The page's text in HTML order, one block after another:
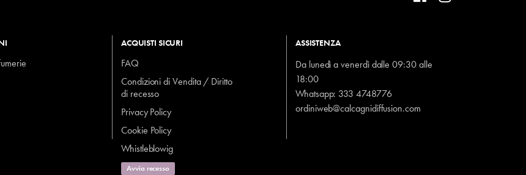
ACQUISTI SICURI
FAQ
Condizioni di Vendita / Diritto
di recesso
Privacy Policy
Cookie Policy
Whistleblowig
Avvia recesso
ASSISTENZA
Da lunedì a venerdì dalle 09:30 alle
18:00
Whatsapp: 333 4748776
ordiniweb@calcagnidiffusion.com